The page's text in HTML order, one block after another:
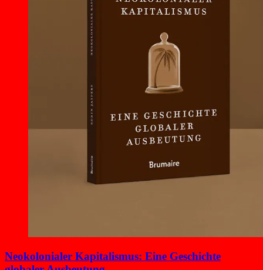
Neokolonialer Kapitalismus: Eine Geschichte